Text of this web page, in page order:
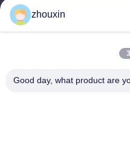
पता
819 # सोंगवीई रोड (एन), सिंगापुर
zhouxin
Good day, what product are